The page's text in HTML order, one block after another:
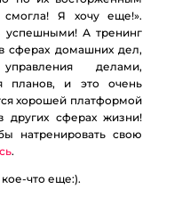
Я хочу еще!».
успешными! А тренинг
сферах домашних дел,
делами,
планов, и это очень
хорошей платформой
других сферах жизни!
натренировать свою
.
что еще:).